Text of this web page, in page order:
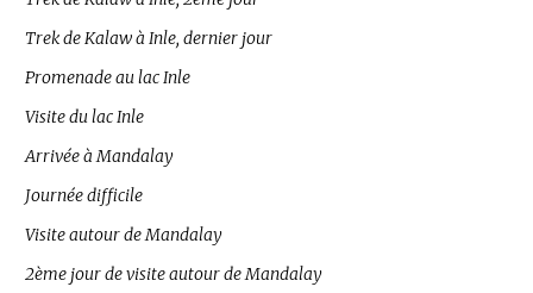
Trek de Kalaw à Inle, dernier jour
Promenade au lac Inle
Visite du lac Inle
Arrivée à Mandalay
Journée difficile
Visite autour de Mandalay
2ème jour de visite autour de Mandalay